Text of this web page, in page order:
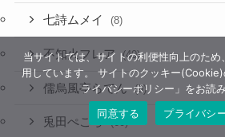
七詩ムメイ (8)
不知火フレア (40)
儒烏風亭らでん (9)
兎田ぺこら (60)
当サイトでは、サイトの利便性向上のた
用しています。 サイトのクッキー
ライバシーポリシー」をお読み
同意する
プライバシ